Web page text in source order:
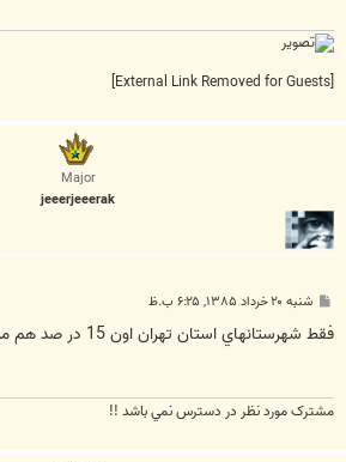
[External Link Removed for Guests]
Major
jeeerjeeerak
ت
شنبه ۲۰ خرداد ۱۳۸۵, ۶:۲۵ ب.ظ
فقط شهرستانهاي استان تهران اون 15 در صد هم مربوط به گذشته است
مشترک مورد نظر در دسترس نمي باشد !!